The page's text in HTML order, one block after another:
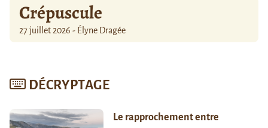
Crépuscule
27 juillet 2026 - Élyne Dragée
DÉCRYPTAGE
Le rapprochement entre